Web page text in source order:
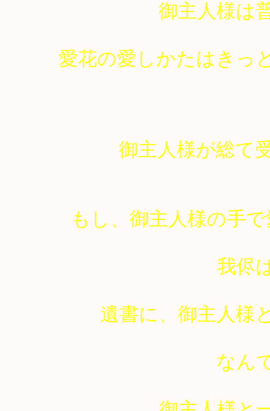
御主人様は
愛花の愛しかたはきっ
御主人様が総て
もし、御主人様の手
我侭
遺書に、御主人様
なん